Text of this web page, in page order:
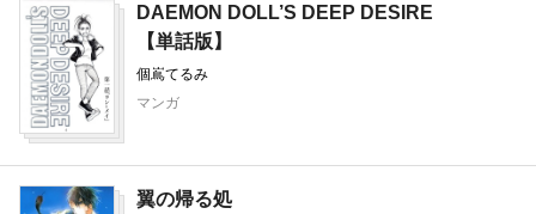
DAEMON DOLL’S DEEP DESIRE
【単話版】
個嶌てるみ
マンガ
翼の帰る処